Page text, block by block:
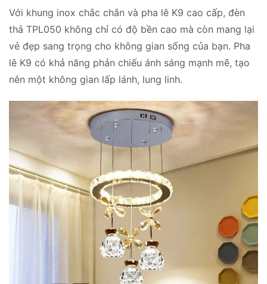
Với khung inox chắc chắn và pha lê K9 cao cấp, đèn
thả TPL050 không chỉ có độ bền cao mà còn mang lại
vẻ đẹp sang trọng cho không gian sống của bạn. Pha
lê K9 có khả năng phản chiếu ánh sáng mạnh mẽ, tạo
nên một không gian lấp lánh, lung linh.